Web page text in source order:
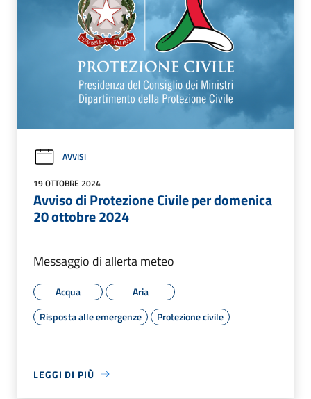
AVVISI
19 OTTOBRE 2024
Avviso di Protezione Civile per domenica
20 ottobre 2024
Messaggio di allerta meteo
Acqua
Aria
Risposta alle emergenze
Protezione civile
LEGGI DI PIÙ